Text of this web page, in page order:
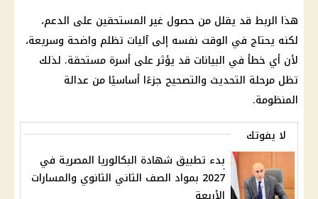
هذا الربط قد يقلل من حصول غير المستحقين على الدعم،
لكنه يحتاج في الوقت نفسه إلى آليات تظلم واضحة وسريعة،
لأن أي خطأ في البيانات قد يؤثر على أسرة مستحقة. لذلك
تظل مرحلة التحديث والتصحيح جزءًا أساسيًا من عدالة
المنظومة.
لا يفوتك
بدء تطبيق شهادة البكالوريا المصرية في
2027 بمواد الصف الثاني الثانوي والمسارات